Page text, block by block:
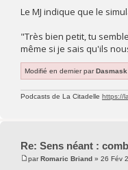
Le MJ indique que le
"Très bien petit, tu
même si je sais qu'ils
Modifié en dernier par
Podcasts de La Citadelle https://
Re: Sens néant :
parRomaric Briand » 26 Fév